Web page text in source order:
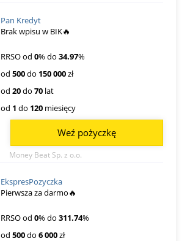
Pan Kredyt
Brak wpisu w BIK🔥
RRSO od 0% do 34.97%
od 500do 150 000zł
od 20do 70 lat
od 1 do 120 miesięcy
Money Beat Sp. z o.o.
Weź pożyczkę
EkspresPozyczka
Pierwsza za darmo🔥
RRSO od 0% do 311.74%
od 500do 6 000zł